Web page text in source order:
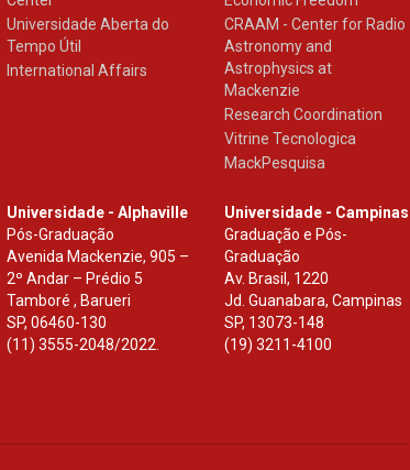
Universidade Aberta do
Tempo Útil
International Affairs
CRAAM - Center for Radio
Astronomy and
Astrophysics at
Mackenzie
Research Coordination
Vitrine Tecnologica
MackPesquisa
Universidade - Alphaville
Pós-Graduação
Avenida Mackenzie, 905 –
2º Andar – Prédio 5
Tamboré , Barueri
SP, 06460-130
(11) 3555-2048/2022.
Universidade - Campinas
Graduação e Pós-
Graduação
Av. Brasil, 1220
Jd. Guanabara, Campinas
SP, 13073-148
(19) 3211-4100